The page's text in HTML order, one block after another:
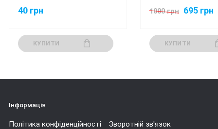
40 грн
КУПИТИ
1000 грн 695 грн
КУПИТИ
Інформація
Політика конфіденційності
Зворотній зв'язок